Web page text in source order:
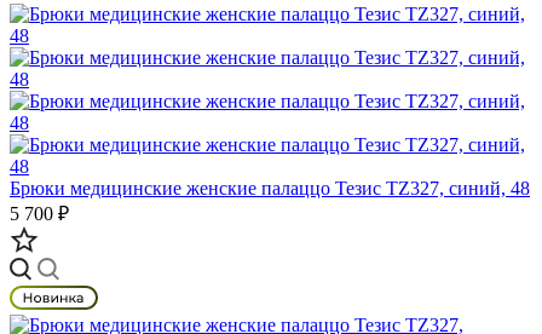
Брюки медицинские женские палаццо Тезис TZ327, синий, 48
5 700 ₽